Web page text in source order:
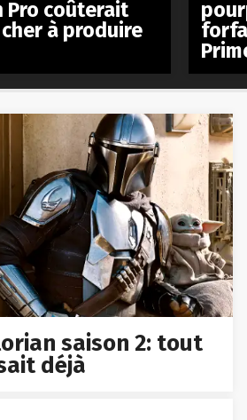
saison 2: tout
déjà
Pro coûterait
à produire